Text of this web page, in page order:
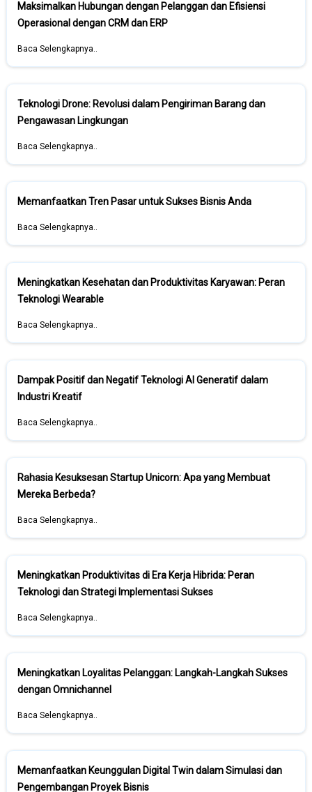
Maksimalkan Hubungan dengan Pelanggan dan Efisiensi
Operasional dengan CRM dan ERP
Baca Selengkapnya..
Teknologi Drone: Revolusi dalam Pengiriman Barang dan
Pengawasan Lingkungan
Baca Selengkapnya..
Memanfaatkan Tren Pasar untuk Sukses Bisnis Anda
Baca Selengkapnya..
Meningkatkan Kesehatan dan Produktivitas Karyawan: Peran
Teknologi Wearable
Baca Selengkapnya..
Dampak Positif dan Negatif Teknologi AI Generatif dalam
Industri Kreatif
Baca Selengkapnya..
Rahasia Kesuksesan Startup Unicorn: Apa yang Membuat
Mereka Berbeda?
Baca Selengkapnya..
Meningkatkan Produktivitas di Era Kerja Hibrida: Peran
Teknologi dan Strategi Implementasi Sukses
Baca Selengkapnya..
Meningkatkan Loyalitas Pelanggan: Langkah-Langkah Sukses
dengan Omnichannel
Baca Selengkapnya..
Memanfaatkan Keunggulan Digital Twin dalam Simulasi dan
Pengembangan Proyek Bisnis